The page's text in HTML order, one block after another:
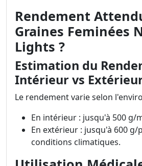
Rendement
Graines Feminées
Lights ?
Estimation du
Intérieur vs
Le rendement varie selon
En intérieur : jusqu'à 500 g/
En extérieur : jusqu'à 600 g/
conditions climatiques.